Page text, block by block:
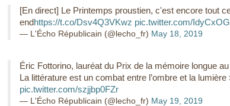
[En direct] Le Printemps proustien, c'est encore tout
endhttps://t.co/Dsv4Q3VKwz pic.twitter.com/
— L'Écho Républicain (@lecho_fr) May 18, 2019
Éric Fottorino, lauréat du Prix de la mémoire longue
La littérature est un combat entre l’ombre et la lumière
pic.twitter.com/szjjbp0FZr
— L'Écho Républicain (@lecho_fr) May 19, 2019